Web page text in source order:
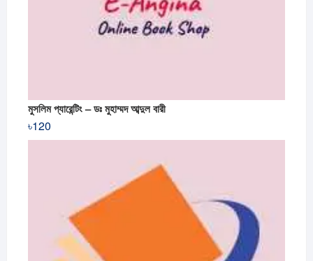
মুসলিম প্যারেন্টিং – ডঃ মুহাম্মদ আব্দুল বারী
৳120